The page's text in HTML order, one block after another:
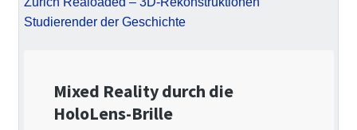
Studierender der Geschichte